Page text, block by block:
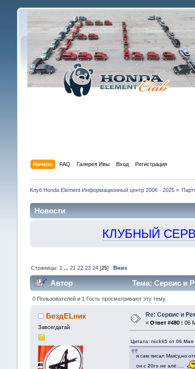
Начало FAQ Галерея Ивы Вход Регистрация
Клуб Honda Element Информационный центр 2006 - 2025»
Новости
КЛУБНЫЙ
Страницы: 1 ... 21 22 23 24[25] Вниз
Автор Тема: Сервис и
0 Пользователей и 1 Гость просматривают эту тему.
БездELник
Завсегдатай
Re: Сервис и
« Ответ #480 : 06
Цитата: nick65 от 06 Мая
я сам писал Максу,но
он с 20го не алё.....